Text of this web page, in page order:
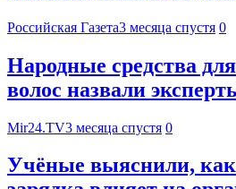
Российская Газета3 месяца спустя 0
Народные средства
волос назвали
Mir24.TV3 месяца спустя 0
Учёные выяснили,